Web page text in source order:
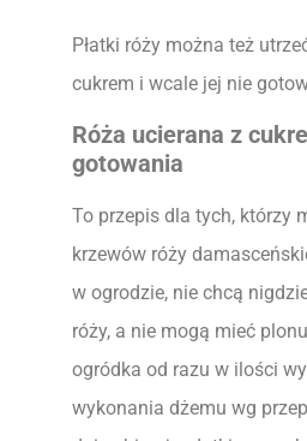
Płatki róży można też
cukrem i wcale jej nie
Róża ucierana z
gotowania
To przepis dla tych, którzy
krzewów róży
w ogrodzie, nie chcą
róży, a nie mogą mieć
ogródka od razu w ilości
wykonania dżemu wg